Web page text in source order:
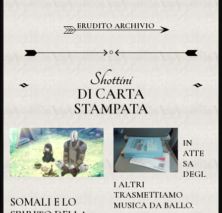
ERUDITO ARCHIVIO
Shottini
DI CARTA
STAMPATA
SOMALI E LO
IN
ATTE
SA
DEGL
I ALTRI
TRASMETTIAMO
MUSICA DA BALLO.